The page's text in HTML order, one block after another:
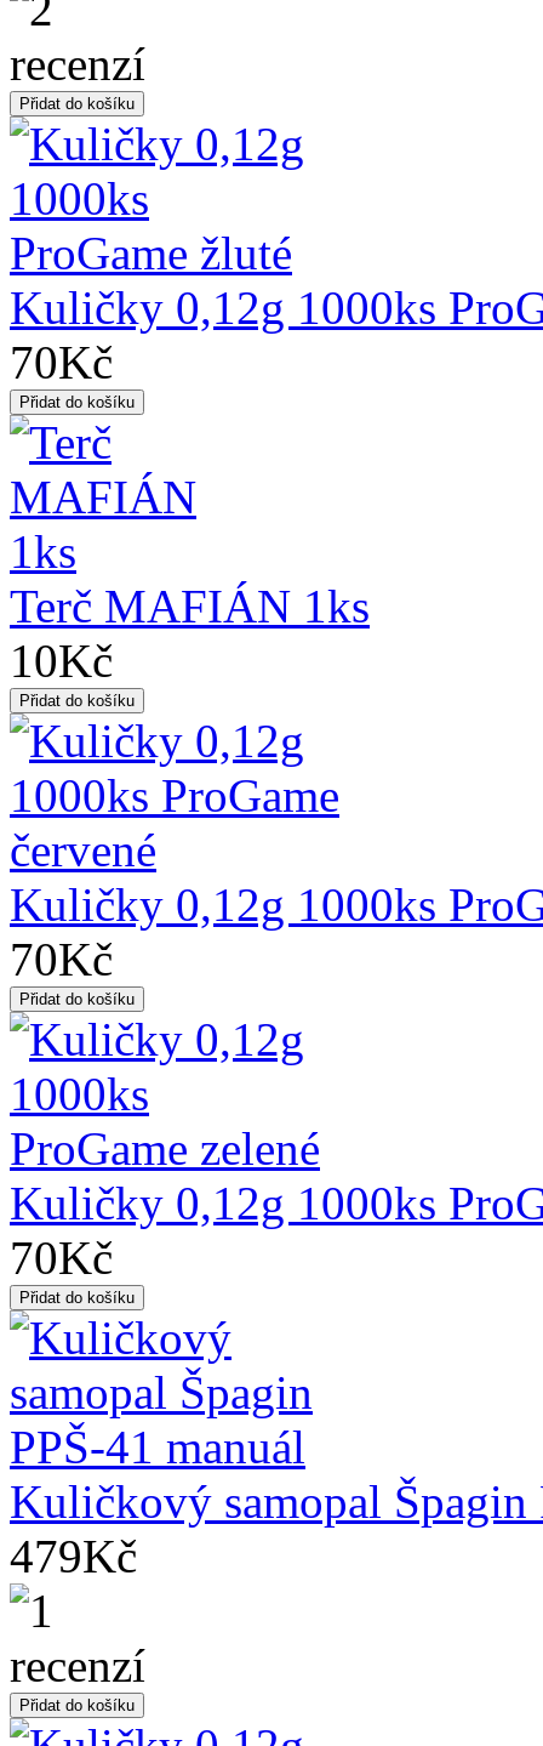
Kuličky 0,12g 1000ks
70Kč
Terč MAFIÁN 1ks
10Kč
Kuličky 0,12g 1000ks
70Kč
Kuličky 0,12g 1000ks
70Kč
Kuličkový samopal Špagin
479Kč